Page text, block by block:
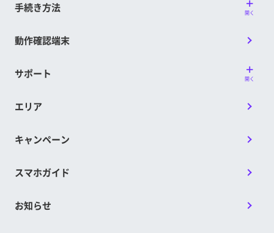
手続き方法 開く
動作確認端末
サポート 開く
エリア
キャンペーン
スマホガイド
お知らせ